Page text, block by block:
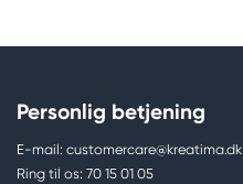
Personlig betjening
E-mail: customercare@kreatima.dk
Ring til os: 70 15 01 05